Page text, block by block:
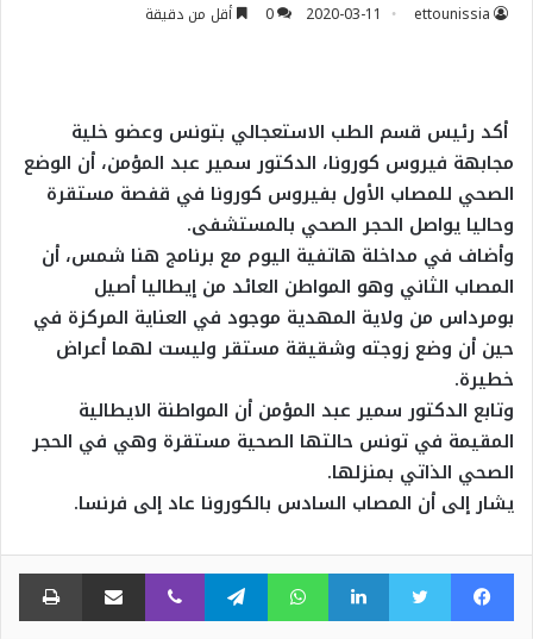
ettounissia
2020-03-11
0 أقل من دقيقة
أكد رئيس قسم الطب الاستعجالي بتونس وعضو خلية
مجابهة فيروس كورونا، الدكتور سمير عبد المؤمن، أن الوضع
الصحي للمصاب الأول بفيروس كورونا في قفصة مستقرة
وحاليا يواصل الحجر الصحي بالمستشفى.
وأضاف في مداخلة هاتفية اليوم مع برنامج هنا شمس، أن
المصاب الثاني وهو المواطن العائد من إيطاليا أصيل
بومرداس من ولاية المهدية موجود في العناية المركزة في
حين أن وضع زوجته وشقيقة مستقر وليست لهما أعراض
خطيرة.
وتابع الدكتور سمير عبد المؤمن أن المواطنة الايطالية
المقيمة في تونس حالتها الصحية مستقرة وهي في الحجر
الصحي الذاتي بمنزلها.
يشار إلى أن المصاب السادس بالكورونا عاد إلى فرنسا.
فيسبوك تويتر لينكدإن واتساب تيلقرام ڤايبر مشاركة عبر البريد